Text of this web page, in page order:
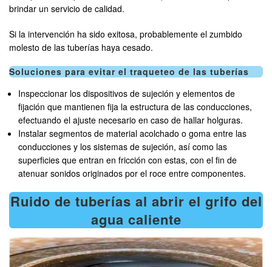
brindar un servicio de calidad.
Si la intervención ha sido exitosa, probablemente el zumbido
molesto de las tuberías haya cesado.
Soluciones para evitar el traqueteo de las tuberías
Inspeccionar los dispositivos de sujeción y elementos de
fijación que mantienen fija la estructura de las conducciones,
efectuando el ajuste necesario en caso de hallar holguras.
Instalar segmentos de material acolchado o goma entre las
conducciones y los sistemas de sujeción, así como las
superficies que entran en fricción con estas, con el fin de
atenuar sonidos originados por el roce entre componentes.
Ruido de tuberías al abrir el grifo del
agua caliente